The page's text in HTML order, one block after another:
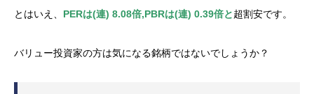
とはいえ、 PERは(連) 8.08倍,PBRは(連) 0.39倍と超割安です。
バリュー投資家の方は気になる銘柄ではないでしょうか？